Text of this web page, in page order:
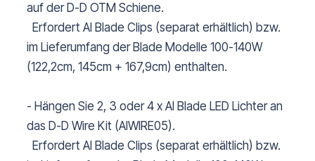
auf der D-D OTM Schiene.
Erfordert AI Blade Clips (separat erhältlich) bzw.
im Lieferumfang der Blade Modelle 100-140W
(122,2cm, 145cm + 167,9cm) enthalten.
- Hängen Sie 2, 3 oder 4 x AI Blade LED Lichter an
das D-D Wire Kit (AIWIRE05).
Erfordert AI Blade Clips (separat erhältlich) bzw.